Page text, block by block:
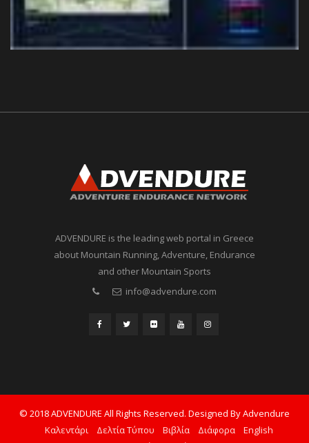
ADVENDURE is the leading web portal in Greece
about Mountain Running, Adventure, Endurance
and other Mountain Sports
info@advendure.com
© 2018 ADVENDURE All Rights Reserved. Designed By Advendure
Καλεντάρι
Δελτία Τύπου Βιβλία Διάφορα
English